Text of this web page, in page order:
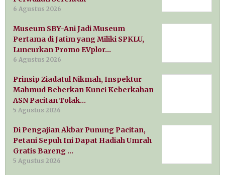
6 Agustus 2026
Museum SBY-Ani Jadi Museum
Pertama di Jatim yang Miliki SPKLU,
Luncurkan Promo EVplor…
6 Agustus 2026
Prinsip Ziadatul Nikmah, Inspektur
Mahmud Beberkan Kunci Keberkahan
ASN Pacitan Tolak…
5 Agustus 2026
Di Pengajian Akbar Punung Pacitan,
Petani Sepuh Ini Dapat Hadiah Umrah
Gratis Bareng …
5 Agustus 2026